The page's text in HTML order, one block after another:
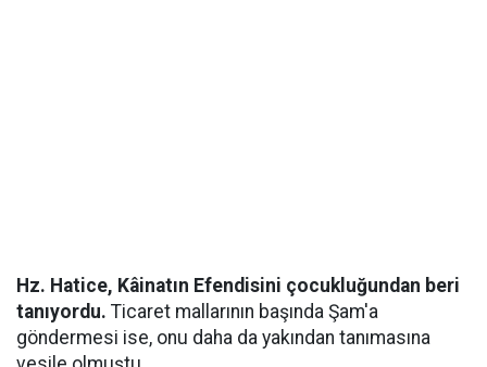
Hz. Hatice, Kâinatın Efendisini çocukluğundan beri
tanıyordu. Ticaret mallarının başında Şam'a
göndermesi ise, onu daha da yakından tanımasına